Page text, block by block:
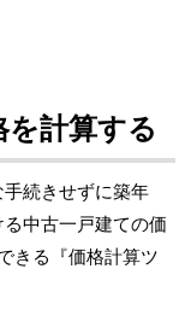
計算する
続きせずに築年
中古一戸建ての価
きる『価格計算ツ